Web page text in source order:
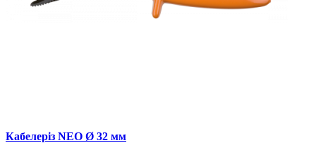
Кабелеріз NEO Ø 32 мм